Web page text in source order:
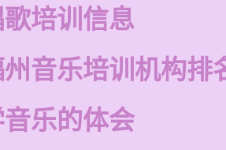
歌培训信息
音乐培训机构排
音乐的体会